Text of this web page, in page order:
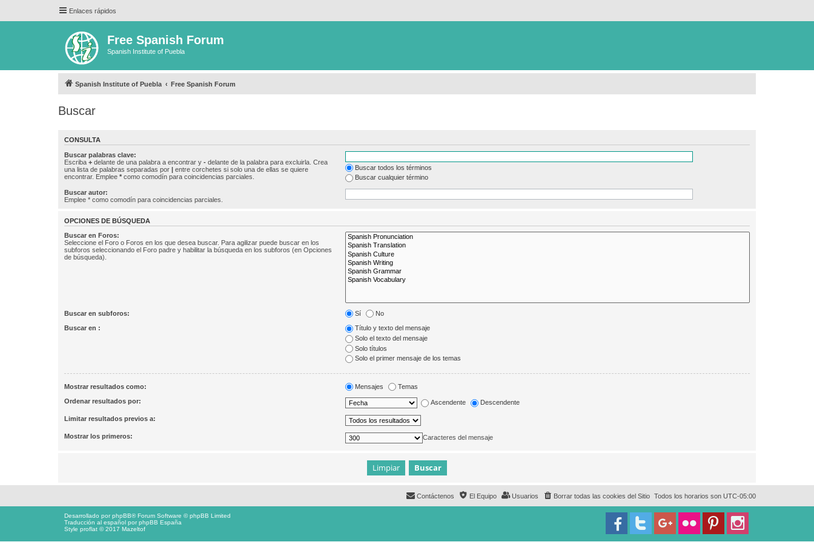
Enlaces rápidos
Free Spanish Forum
Spanish Institute of Puebla
Spanish Institute of Puebla Free Spanish Forum
Buscar
CONSULTA
Buscar palabras clave:
Escriba + delante de una palabra a encontrar y - delante de la palabra para excluirla. Crea
una lista de palabras separadas por | entre corchetes si solo una de ellas se quiere
encontrar. Emplee * como comodín para coincidencias parciales.
Buscar todos los términos
Buscar cualquier término
Buscar autor:
Emplee * como comodín para coincidencias parciales.
OPCIONES DE BÚSQUEDA
Buscar en Foros:
Seleccione el Foro o Foros en los que desea buscar. Para agilizar puede buscar en los
subforos seleccionando el Foro padre y habilitar la búsqueda en los subforos (en Opciones
de búsqueda).
Buscar en subforos: Sí No
Buscar en :
Título y texto del mensaje
Solo el texto del mensaje
Solo títulos
Solo el primer mensaje de los temas
Mostrar resultados como: Mensajes Temas
Ordenar resultados por: Ascendente Descendente
Limitar resultados previos a:
Mostrar los primeros: Caracteres del mensaje
Todos los horarios son UTC-05:00
Borrar todas las cookies del Sitio
Usuarios
El Equipo
Contáctenos
Desarrollado porphpBB® Forum Software © phpBB Limited
Traducción al español porphpBB España
Style proflat © 2017 Mazeltof